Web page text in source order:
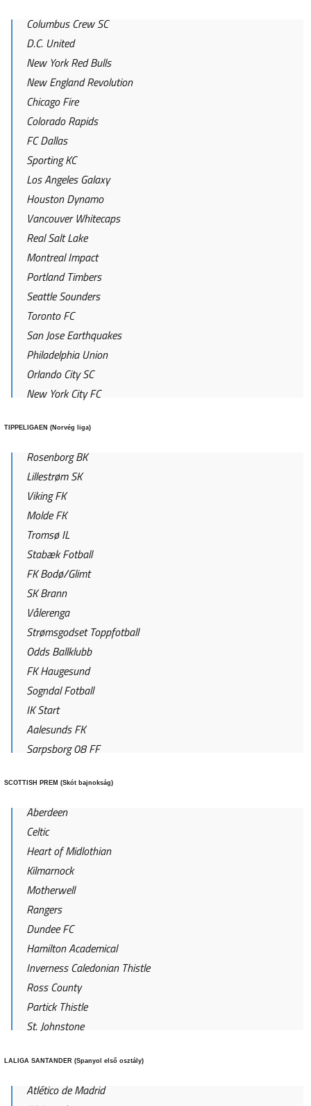
Columbus Crew SC
D.C. United
New York Red Bulls
New England Revolution
Chicago Fire
Colorado Rapids
FC Dallas
Sporting KC
Los Angeles Galaxy
Houston Dynamo
Vancouver Whitecaps
Real Salt Lake
Montreal Impact
Portland Timbers
Seattle Sounders
Toronto FC
San Jose Earthquakes
Philadelphia Union
Orlando City SC
New York City FC
TIPPELIGAEN (Norvég liga)
Rosenborg BK
Lillestrøm SK
Viking FK
Molde FK
Tromsø IL
Stabæk Fotball
FK Bodø/Glimt
SK Brann
Vålerenga
Strømsgodset Toppfotball
Odds Ballklubb
FK Haugesund
Sogndal Fotball
IK Start
Aalesunds FK
Sarpsborg 08 FF
SCOTTISH PREM (Skót bajnokság)
Aberdeen
Celtic
Heart of Midlothian
Kilmarnock
Motherwell
Rangers
Dundee FC
Hamilton Academical
Inverness Caledonian Thistle
Ross County
Partick Thistle
St. Johnstone
LALIGA SANTANDER (Spanyol első osztály)
Atlético de Madrid